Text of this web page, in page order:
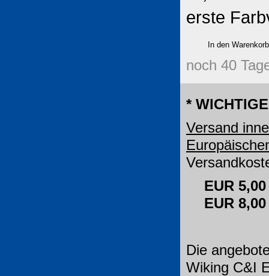
erste
noch 40
*
Versand
EUR 5,00
EUR
Die
Wiking C&I